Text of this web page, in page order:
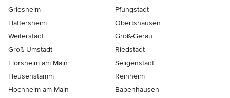
Griesheim
Pfungstadt
Hattersheim
Obertshausen
Weiterstadt
Groß-Gerau
Groß-Umstadt
Riedstadt
Flörsheim am Main
Seligenstadt
Heusenstamm
Reinheim
Hochheim am Main
Babenhausen